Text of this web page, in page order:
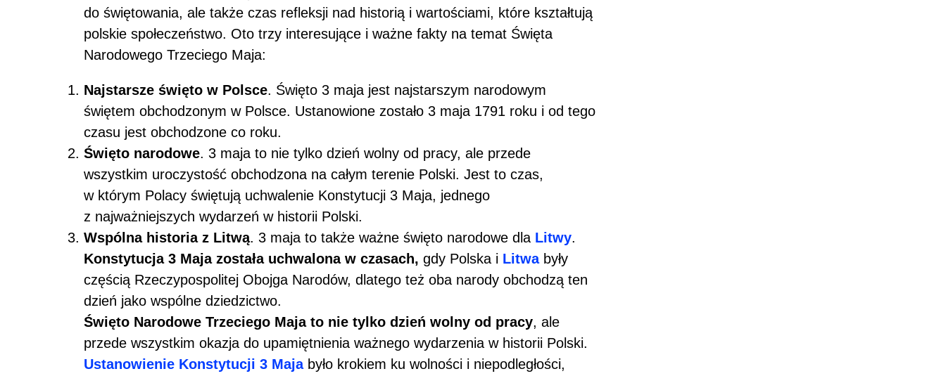
do świętowania, ale także czas refleksji nad historią i wartościami, które kształtują
polskie społeczeństwo. Oto trzy interesujące i ważne fakty na temat Święta
Narodowego Trzeciego Maja:
Najstarsze święto w Polsce. Święto 3 maja jest najstarszym narodowym
świętem obchodzonym w Polsce. Ustanowione zostało 3 maja 1791 roku i od tego
czasu jest obchodzone co roku.
Święto narodowe. 3 maja to nie tylko dzień wolny od pracy, ale przede
wszystkim uroczystość obchodzona na całym terenie Polski. Jest to czas,
w którym Polacy świętują uchwalenie Konstytucji 3 Maja, jednego
z najważniejszych wydarzeń w historii Polski.
Wspólna historia z Litwą. 3 maja to także ważne święto narodowe dla Litwy.
Konstytucja 3 Maja została uchwalona w czasach, gdy Polska i Litwabyły
częścią Rzeczypospolitej Obojga Narodów, dlatego też oba narody obchodzą ten
dzień jako wspólne dziedzictwo.
Święto Narodowe Trzeciego Maja to nie tylko dzień wolny od pracy, ale
przede wszystkim okazja do upamiętnienia ważnego wydarzenia w historii Polski.
Ustanowienie Konstytucji 3 Majabyło krokiem ku wolności i niepodległości,